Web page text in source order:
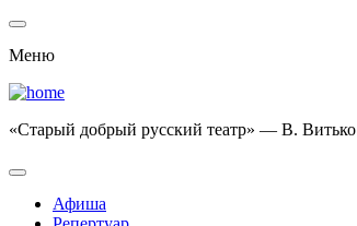
Меню
«Старый добрый русский театр» — В. Витько
Афиша